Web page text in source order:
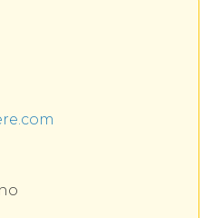
tanto insidioso quanto
dai 1.350 metri di